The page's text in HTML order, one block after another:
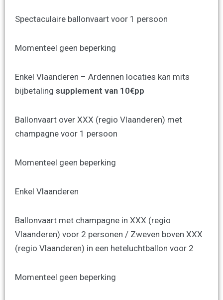
Spectaculaire ballonvaart voor 1 persoon
Momenteel geen beperking
Enkel Vlaanderen – Ardennen locaties kan mits
bijbetaling supplement van 10€pp
Ballonvaart over XXX (regio Vlaanderen) met
champagne voor 1 persoon
Momenteel geen beperking
Enkel Vlaanderen
Ballonvaart met champagne in XXX (regio
Vlaanderen) voor 2 personen / Zweven boven XXX
(regio Vlaanderen) in een heteluchtballon voor 2
Momenteel geen beperking